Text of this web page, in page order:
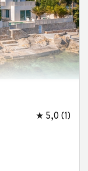
★ 5,0 (1)